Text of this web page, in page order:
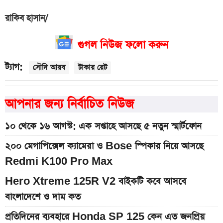
রাকিব হাসান/
গুগল নিউজ ফলো করুন
ট্যাগ: সৌদি আরব টাকার রেট
আপনার জন্য নির্বাচিত নিউজ
১০ থেকে ১৬ আগস্ট: এক সপ্তাহে আসছে ৫ নতুন স্মার্টফোন
২০০ মেগাপিক্সেল ক্যামেরা ও Bose স্পিকার নিয়ে আসছে
Redmi K100 Pro Max
Hero Xtreme 125R V2 বাইকটি কবে আসবে
বাংলাদেশে ও দাম কত
প্রতিদিনের ব্যবহারে Honda SP 125 কেন এত জনপ্রিয়